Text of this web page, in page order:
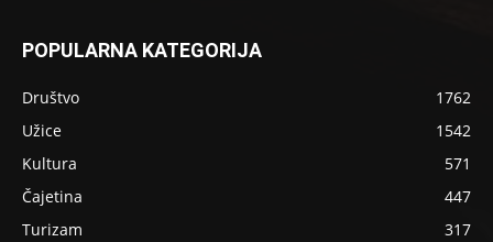
POPULARNA KATEGORIJA
Društvo
1762
Užice
1542
Kultura
571
Čajetina
447
Turizam
317